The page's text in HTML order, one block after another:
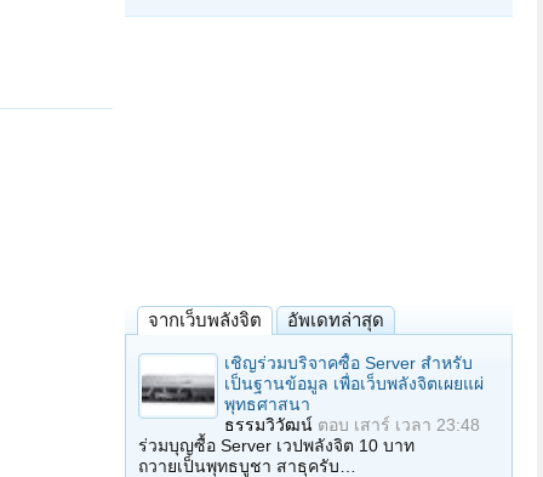
จากเว็บพลังจิต อัพเดทล่าสุด
เชิญร่วมบริจาคซื้อ Server สำหรับ
เป็นฐานข้อมูล เพื่อเว็บพลังจิตเผยแผ่
พุทธศาสนา
ธรรมวิวัฒน์ ตอบ เสาร์ เวลา 23:48
ร่วมบุญซื้อ Server เวปพลังจิต 10 บาท
ถวายเป็นพุทธบูชา สาธุครับ…